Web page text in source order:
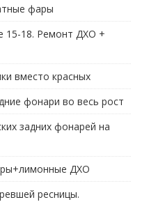
фары
15-18. Ремонт ДХО +
вместо красных
фонари во весь рост
задних фонарей на
ДХО
ресницы.